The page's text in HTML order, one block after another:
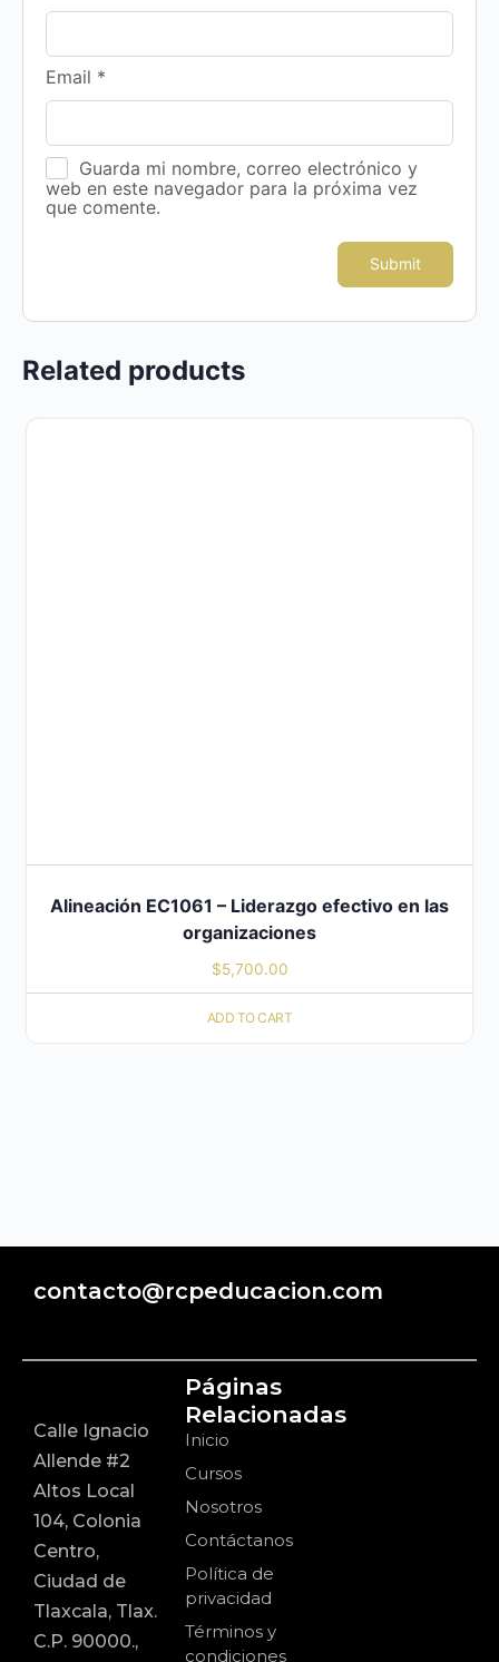
Email *
Guarda mi nombre, correo electrónico y
web en este navegador para la próxima vez
que comente.
Related products
Alineación EC1061 – Liderazgo efectivo en las
organizaciones
$5,700.00
ADD TO CART
contacto@rcpeducacion.com
Calle Ignacio
Allende #2
Altos Local
104, Colonia
Centro,
Ciudad de
Tlaxcala, Tlax.
C.P. 90000.,
Páginas
Relacionadas
Inicio
Cursos
Nosotros
Contáctanos
Política de
privacidad
Términos y
condiciones